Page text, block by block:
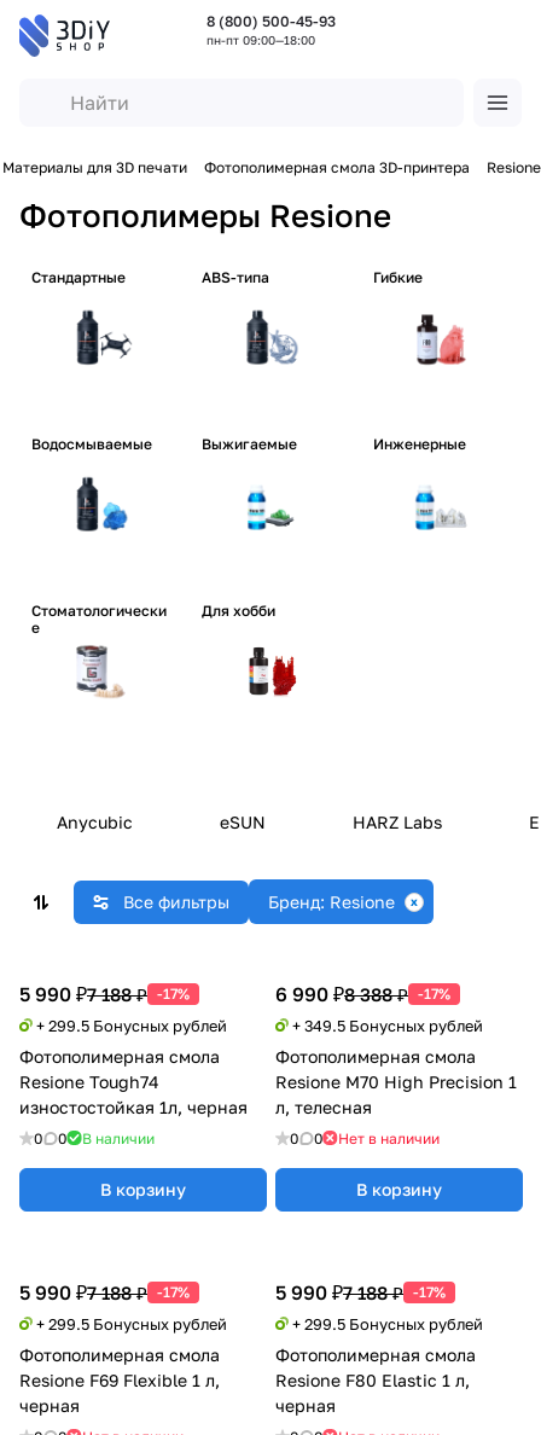
8 (800) 500-45-93
пн-пт 09:00—18:00
Материалы для 3D печати Фотополимерная смола 3D-принтера Resione
Фотополимеры Resione
Стандартные ABS-типа Гибкие
Водосмываемые Выжигаемые Инженерные
Стоматологически
е
Для хобби
Anycubic eSUN HARZ Labs
Все фильтры Бренд: Resione
5 990 ₽7 188 ₽ -17%
+ 299.5 Бонусных рублей
Фотополимерная смола
Resione Tough74
изностостойкая 1л, черная
0 0 В наличии
В корзину
6 990 ₽8 388 ₽ -17%
+ 349.5 Бонусных рублей
Фотополимерная смола
Resione M70 High Precision 1
л, телесная
0 0 Нет в наличии
В корзину
5 990 ₽7 188 ₽ -17%
+ 299.5 Бонусных рублей
Фотополимерная смола
Resione F69 Flexible 1 л,
черная
5 990 ₽7 188 ₽ -17%
+ 299.5 Бонусных рублей
Фотополимерная смола
Resione F80 Elastic 1 л,
черная